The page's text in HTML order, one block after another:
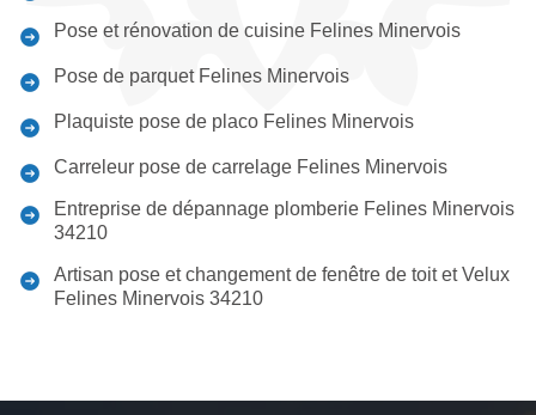
Pose et rénovation de cuisine Felines Minervois
Pose de parquet Felines Minervois
Plaquiste pose de placo Felines Minervois
Carreleur pose de carrelage Felines Minervois
Entreprise de dépannage plomberie Felines Minervois
34210
Artisan pose et changement de fenêtre de toit et Velux
Felines Minervois 34210